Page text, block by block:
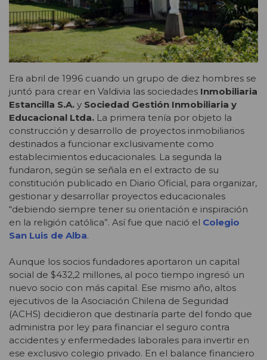
Era abril de 1996 cuando un grupo de diez hombres se
juntó para crear en Valdivia las sociedades Inmobiliaria
Estancilla S.A. y Sociedad Gestión Inmobiliaria y
Educacional Ltda. La primera tenía por objeto la
construcción y desarrollo de proyectos inmobiliarios
destinados a funcionar exclusivamente como
establecimientos educacionales. La segunda la
fundaron, según se señala en el extracto de su
constitución publicado en Diario Oficial, para organizar,
gestionar y desarrollar proyectos educacionales
“debiendo siempre tener su orientación e inspiración
en la religión católica”. Así fue que nació el Colegio
San Luis de Alba.
Aunque los socios fundadores aportaron un capital
social de $432,2 millones, al poco tiempo ingresó un
nuevo socio con más capital. Ese mismo año, altos
ejecutivos de la Asociación Chilena de Seguridad
(ACHS) decidieron que destinaría parte del fondo que
administra por ley para financiar el seguro contra
accidentes y enfermedades laborales para invertir en
ese exclusivo colegio privado. En el balance financiero